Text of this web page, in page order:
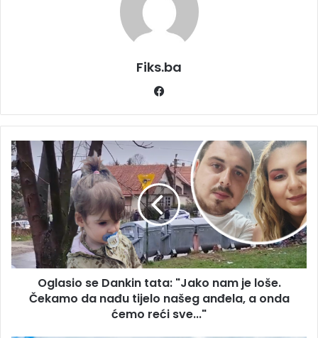
Fiks.ba
Oglasio
se
Dankin
tata:
"Jako
nam
je
loše.
Čekamo
nađu
Oglasio se Dankin tata: "Jako nam je loše.
Čekamo da nađu tijelo našeg anđela, a onda
ćemo reći sve..."